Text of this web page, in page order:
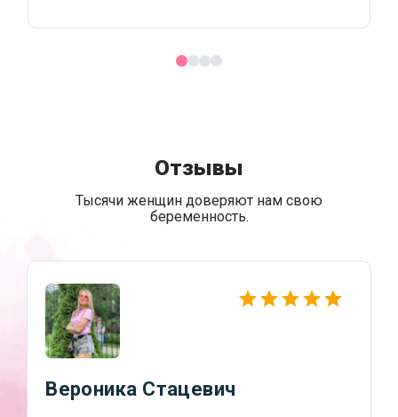
Отзывы
Тысячи женщин доверяют нам свою
беременность.
Вероника Стацевич